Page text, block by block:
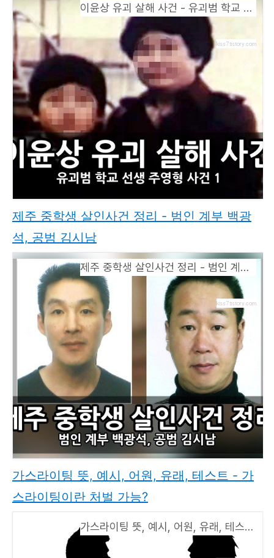
이윤상 유괴 살해 사건 - 유괴범 학교 선생 주영형 사건 1
kiss7.tistory.com
제주 중학생 살인사건 정리 - 범인 계부 백광
석, 공범 김시남
제주 중학생 살인사건 정리 - 범인 계부 백광석, 공범 김시남
kiss7.tistory.com
가스라이팅 뜻, 예시, 어원, 유래, 테스트 - 가
스라이팅이란 처벌 가능?
가스라이팅 뜻, 예시, 어원, 유래, 테스트 - 가스라이팅이란 처벌 가능?